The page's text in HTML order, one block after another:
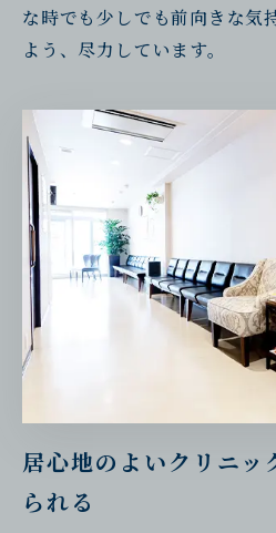
な時でも少しでも前向きな気
よう、尽力しています。
居心地のよいクリニッ
られる